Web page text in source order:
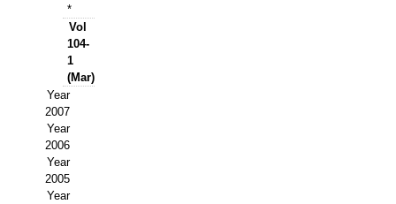
CONTACTO
BUSCADOR
*
Vol
104-
1
(Mar)
Year
2007
Year
2006
Year
2005
Year